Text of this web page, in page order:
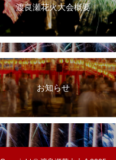
渡良瀬花火大会概要
お知らせ